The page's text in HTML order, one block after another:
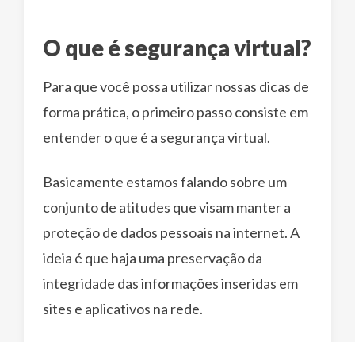
O que é segurança virtual?
Para que você possa utilizar nossas dicas de
forma prática, o primeiro passo consiste em
entender o que é a segurança virtual.
Basicamente estamos falando sobre um
conjunto de atitudes que visam manter a
proteção de dados pessoais na internet. A
ideia é que haja uma preservação da
integridade das informações inseridas em
sites e aplicativos na rede.